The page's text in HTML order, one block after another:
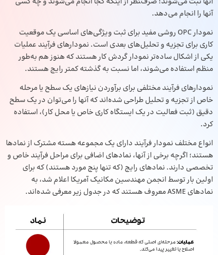
آنها را انجام می‌دهد.
نمودار OPC روشی مفید برای ثبت ویژگی‌های اساسی یک موقعیت
کاری برای تجزیه و تحلیل‌های بعدی است. نمودارهای فرآیند عملیات
یکی از اشکال ساده‌تر نمودار گردش کار هستند که هنوز هم به‌طور
منظم استفاده می‌شوند، اما نسبت به گذشته کمتر رایج هستند.
نمودارهای فرآیند مختلفی برای برآوردن نیازهای یک سطح یا مرحله
خاص از تجزیه و تحلیل طراحی شده‌اند که آنها را می‌توان در یک سطح
دقیق (ثبت فعالیت در یک ایستگاه کاری خاص یا محل کار)، استفاده
کرد.
انواع مختلف نمودار فرآیند دارای یک مجموعه هسته مشترک از نمادها
هستند؛ اگرچه برخی از آنها، نمادهای اضافی برای مراحل فرآیند خاص و
تخصصی دارند. نمادهای رایج (که تنها پنج مورد هستند) که برای
اولین بار توسط انجمن مهندسین مکانیک آمریکا اعلام شد، به
نمادهای ASME معروف هستند که در جدول زیر معرفی شده‌اند.